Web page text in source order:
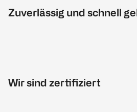
Zuverlässig und schnell
Wir sind zertifiziert